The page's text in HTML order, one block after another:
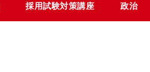
採用試験対策講座 政治